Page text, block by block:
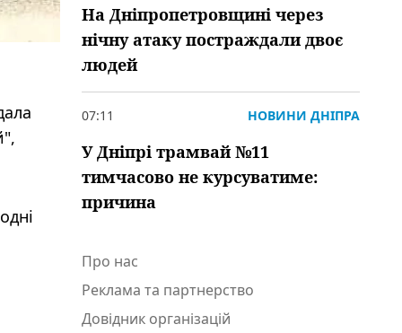
На Дніпропетровщині через
нічну атаку постраждали двоє
людей
07:11 НОВИНИ ДНІПРА
У Дніпрі трамвай №11
тимчасово не курсуватиме:
причина
Про нас
Реклама та партнерство
Довідник організацій